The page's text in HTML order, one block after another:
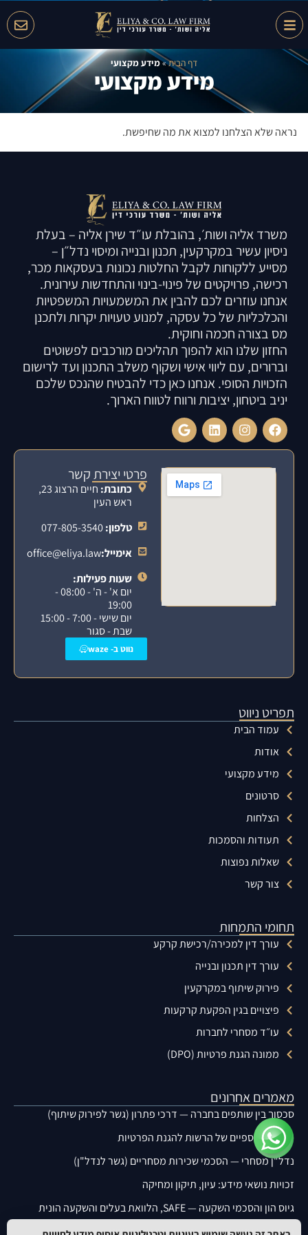
דף הבית»מידע מקצועי
מידע מקצועי
נראה שלא הצלחנו למצוא את מה שחיפשת.
משרד אליה ושות׳, בהובלת עו״ד שירן אליה – בעלת
ניסיון עשיר במקרקעין, תכנון ובנייה ומיסוי נדל״ן –
מסייע ללקוחות לקבל החלטות נכונות בעסקאות מכר,
רכישה, פרויקטים של פינוי-בינוי והתחדשות עירונית.
אנחנו עוזרים לכם להבין את המשמעויות המשפטיות
והכלכליות של כל עסקה, למנוע טעויות יקרות ולתכנן
מס בצורה חכמה וחוקית.
החזון שלנו הוא להפוך תהליכים מורכבים לפשוטים
וברורים, עם ליווי אישי ושקוף משלב התכנון ועד לרישום
הזכויות הסופי. אנחנו כאן כדי להבטיח שהנכס שלכם
יניב ביטחון, יציבות ורווח לטווח הארוך.
פרטי יצירת קשר
כתובת:
חיים הרצוג 23,
ראש העין
טלפון:077-805-3540
אימייל:office@eliya.law
שעות פעילות:
יום א' - ה' - 08:00 -
19:00
יום שישי - 7:00 - 15:00
שבת - סגור
נווט ב- waze
תפריט ניווט
עמוד הבית
אודות
מידע מקצועי
סרטונים
הצלחות
תעודות והסמכות
שאלות נפוצות
צור קשר
תחומי התמחות
עורך דין למכירה/רכישת קרקע
עורך דין תכנון ובנייה
פירוק שיתוף במקרקעין
פיצויים בגין הפקעת קרקעות
עו״ד מסחרי לחברות
ממונה הגנת פרטיות (DPO)
מאמרים אחרונים
סכסוך בין שותפים בחברה — דרכי פתרון (גשר לפירוק שיתוף)
עיצומים כספיים של הרשות להגנת הפרטיות
נדל"ן מסחרי — הסכמי שכירות מסחריים (גשר לנדל"ן)
זכויות נושאי מידע: עיון, תיקון ומחיקה
גיוס הון והסכמי השקעה — SAFE, הלוואת בעלים והשקעה הונית
תקנות אבטחת מידע — מה הארגון חייב ליישם